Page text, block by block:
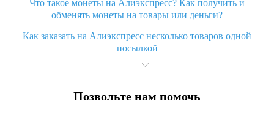
Что такое монеты на Алиэкспресс? Как получить и
обменять монеты на товары или деньги?
Как заказать на Алиэкспресс несколько товаров одной
посылкой
Что значит статус «Заказ закрыт» на Алиэкспресс и что
Что делать, если Алиэкспресс просит ввести паспортные
Позвольте нам помочь